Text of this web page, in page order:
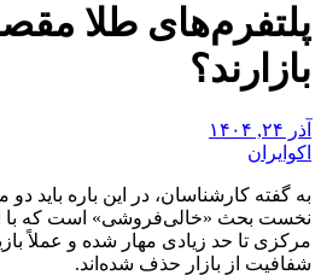
پلتفرم‌های طلا
بازارند؟
آذر ۲۴, ۱۴۰۴
اکوایران
به گفته کارشناسان، در این باره باید
نخست بحث «خالی‌فروشی» است که با
مرکزی تا حد زیادی مهار شده و عملاً
شفافیت از بازار حذف شده‌اند.